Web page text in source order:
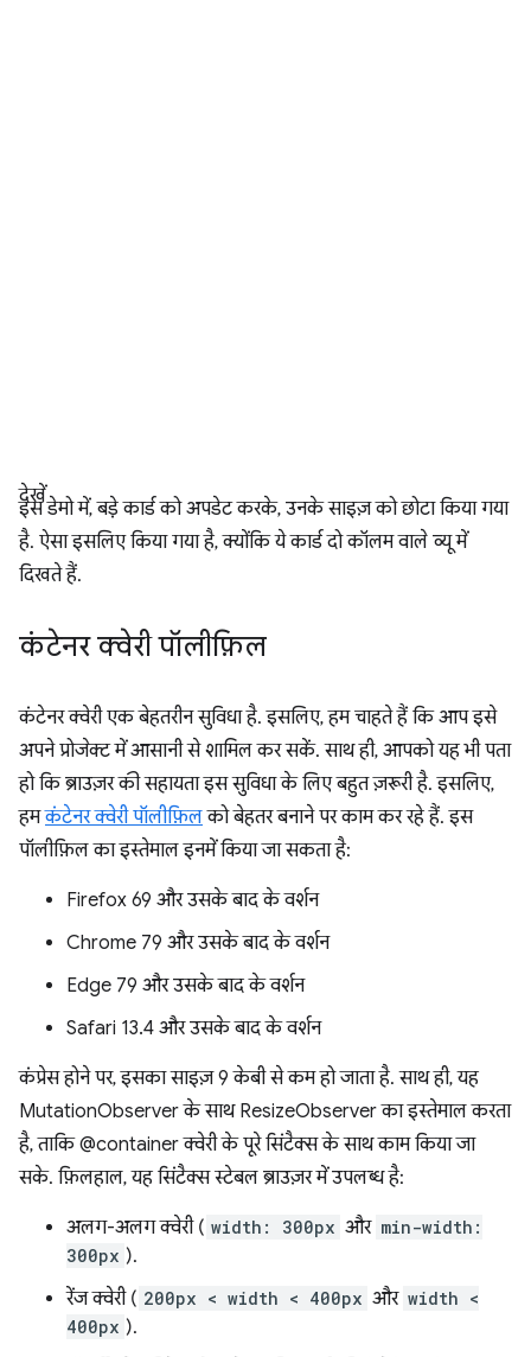
देखें
इस डेमो में, बड़े कार्ड को अपडेट करके, उनके साइज़ को छोटा किया गया
है. ऐसा इसलिए किया गया है, क्योंकि ये कार्ड दो कॉलम वाले व्यू में
दिखते हैं.
कंटेनर क्वेरी पॉलीफ़िल
कंटेनर क्वेरी एक बेहतरीन सुविधा है. इसलिए, हम चाहते हैं कि आप इसे
अपने प्रोजेक्ट में आसानी से शामिल कर सकें. साथ ही, आपको यह भी पता
हो कि ब्राउज़र की सहायता इस सुविधा के लिए बहुत ज़रूरी है. इसलिए,
हमकंटेनर क्वेरी पॉलीफ़िलको बेहतर बनाने पर काम कर रहे हैं. इस
पॉलीफ़िल का इस्तेमाल इनमें किया जा सकता है:
Firefox 69 और उसके बाद के वर्शन
Chrome 79 और उसके बाद के वर्शन
Edge 79 और उसके बाद के वर्शन
Safari 13.4 और उसके बाद के वर्शन
कंप्रेस होने पर, इसका साइज़ 9 केबी से कम हो जाता है. साथ ही, यह
MutationObserver के साथ ResizeObserver का इस्तेमाल करता
है, ताकि @container क्वेरी के पूरे सिंटैक्स के साथ काम किया जा
सके. फ़िलहाल, यह सिंटैक्स स्टेबल ब्राउज़र में उपलब्ध है:
अलग-अलग क्वेरी ( width: 300px और min-width:
300px ).
रेंज क्वेरी ( 200px < width < 400px और width <
400px ).